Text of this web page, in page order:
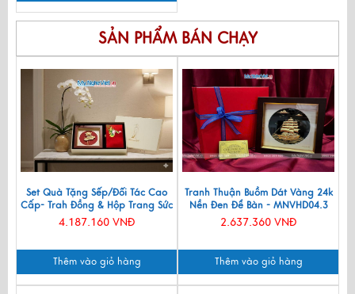
SẢN PHẨM BÁN CHẠY
Set Quà Tặng Sếp/Đối Tác Cao
Cấp- Trah Đồng & Hộp Trang Sức
Sơn Mài CBQT004
4.187.160 VNĐ
Thêm vào giỏ hàng
Tranh Thuận Buồm Dát Vàng 24k
Nền Đen Để Bàn - MNVHD04.3
2.637.360 VNĐ
Thêm vào giỏ hàng